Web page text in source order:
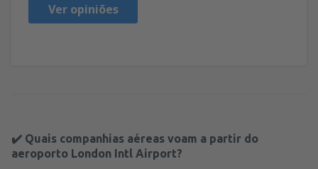
Ver opiniões
✔️ Quais companhias aéreas voam a partir do
aeroporto London Intl Airport?